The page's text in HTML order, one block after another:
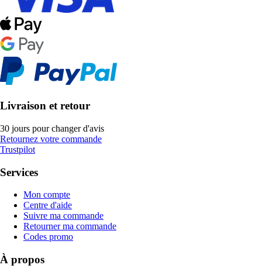
Livraison et retour
30 jours pour changer d'avis
Retournez votre commande
Trustpilot
Services
Mon compte
Centre d'aide
Suivre ma commande
Retourner ma commande
Codes promo
À propos